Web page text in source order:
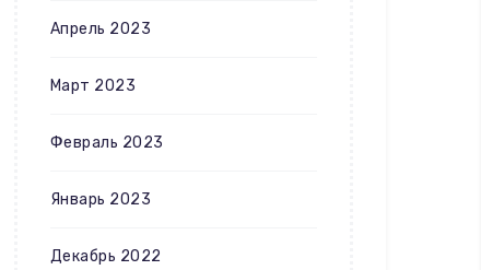
Апрель 2023
Март 2023
Февраль 2023
Январь 2023
Декабрь 2022